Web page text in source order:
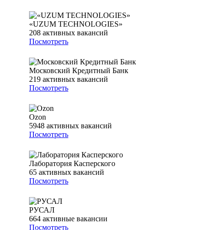
«UZUM TECHNOLOGIES»
208 активных вакансий
Посмотреть
Московский Кредитный Банк
219 активных вакансий
Посмотреть
Ozon
5948 активных вакансий
Посмотреть
Лаборатория Касперского
65 активных вакансий
Посмотреть
РУСАЛ
664 активные вакансии
Посмотреть